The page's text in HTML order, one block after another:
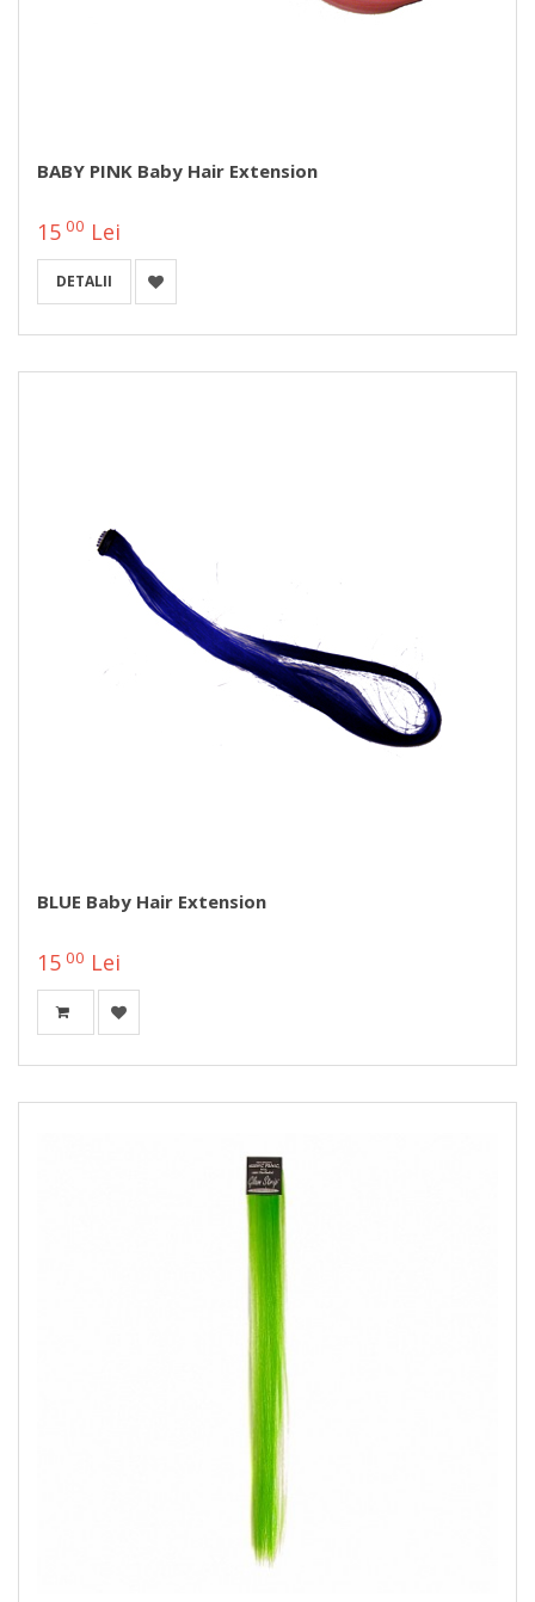
BABY PINK Baby Hair Extension
15 00 Lei
DETALII
BLUE Baby Hair Extension
15 00 Lei